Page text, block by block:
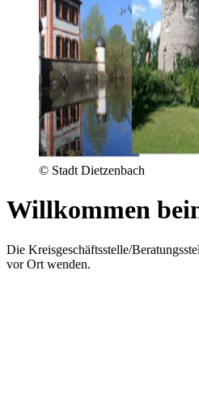
© Stadt Dietzenbach
Willkommen
Die Kreisgeschäftsstelle/
vor Ort wenden.